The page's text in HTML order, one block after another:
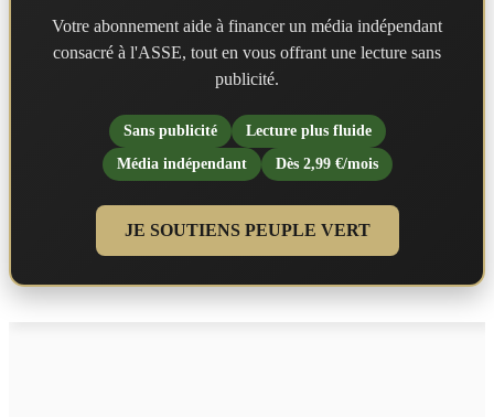
Votre abonnement aide à financer un média indépendant
consacré à l'ASSE, tout en vous offrant une lecture sans
publicité.
Sans publicité
Lecture plus fluide
Média indépendant
Dès 2,99 €/mois
JE SOUTIENS PEUPLE VERT